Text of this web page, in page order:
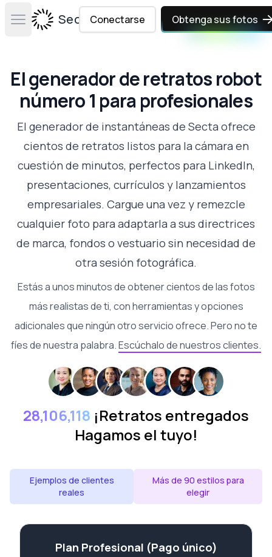
Open main menuSecta Labs
Conectarse Obtenga sus fotos
El generador de retratos robot
número 1 para profesionales
El generador de instantáneas de Secta ofrece
cientos de retratos listos para la cámara en
cuestión de minutos, perfectos para LinkedIn,
presentaciones, currículos y lanzamientos
empresariales. Cargue una vez y remezcle
cualquier foto para adaptarla a sus directrices
de marca, fondos o vestuario sin necesidad de
otra sesión fotográfica.
Estás a unos minutos de obtener cientos de las fotos
más realistas de ti, con herramientas y opciones
adicionales que ningún otro servicio ofrece. Pero no te
fíes de nuestra palabra.Escúchalo de nuestros clientes.
28,106,118 ¡Retratos entregados
Hagamos el tuyo!
Ejemplos de clientes
reales
Más de 90 estilos para
elegir
Plan Profesional (Pago único)